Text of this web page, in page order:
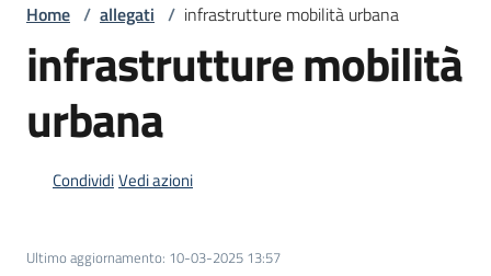
Argomenti
Novità
Servizi
Leggi
Home / allegati / infrastrutture mobilità urbana
infrastrutture mobilità
urbana
CondividiVedi azioni
Ultimo aggiornamento: 10-03-2025 13:57